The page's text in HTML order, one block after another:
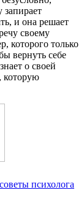
запирает
и она решает
своему
которого только
вернуть себе
о своей
которую
психолога